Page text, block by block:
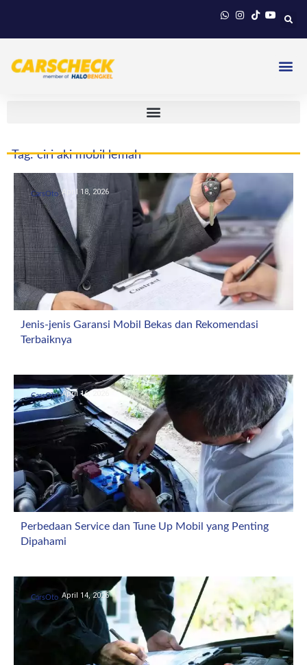
Tag: ciri aki mobil lemah
CarsOto April 18, 2026
Jenis-jenis Garansi Mobil Bekas dan Rekomendasi
Terbaiknya
CarsOto April 16, 2026
Perbedaan Service dan Tune Up Mobil yang Penting
Dipahami
CarsOto April 14, 2026